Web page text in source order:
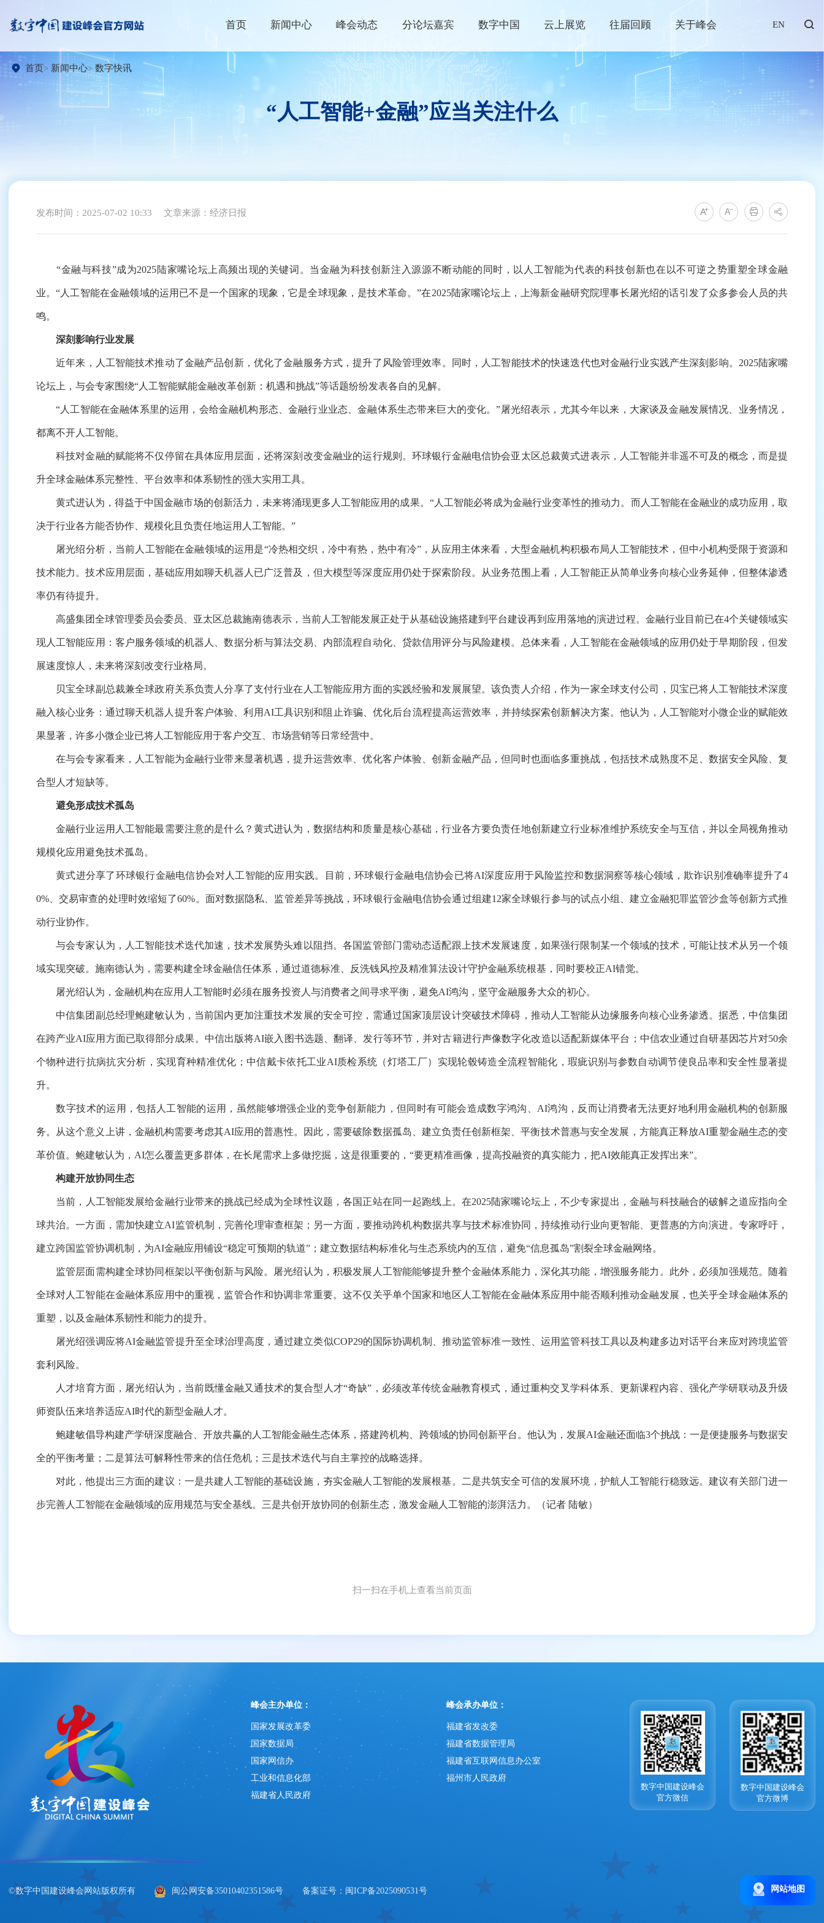
EN
首页 新闻中心
视频播报
峰会动态
峰会论坛
创新大赛
主宾省
分论坛嘉宾 数字中国
高端访谈
数字青年说
数字企业+
政策解读
行业资讯
云上展览 往届回顾 关于峰会
首页 新闻中心 数字快讯
“人工智能+金融”应当关注什么
发布时间：2025-07-02 10:33 文章来源：经济日报
“金融与科技”成为2025陆家嘴论坛上高频出现的关键词。当金融为科技创新注入源源不断动能的同时，以人工智能为代表的科技创新也在以不可逆之势重塑全球金融
业。“人工智能在金融领域的运用已不是一个国家的现象，它是全球现象，是技术革命。”在2025陆家嘴论坛上，上海新金融研究院理事长屠光绍的话引发了众多参会人员的共
鸣。
深刻影响行业发展
近年来，人工智能技术推动了金融产品创新，优化了金融服务方式，提升了风险管理效率。同时，人工智能技术的快速迭代也对金融行业实践产生深刻影响。2025陆家嘴
论坛上，与会专家围绕“人工智能赋能金融改革创新：机遇和挑战”等话题纷纷发表各自的见解。
“人工智能在金融体系里的运用，会给金融机构形态、金融行业业态、金融体系生态带来巨大的变化。”屠光绍表示，尤其今年以来，大家谈及金融发展情况、业务情况，
都离不开人工智能。
科技对金融的赋能将不仅停留在具体应用层面，还将深刻改变金融业的运行规则。环球银行金融电信协会亚太区总裁黄式进表示，人工智能并非遥不可及的概念，而是提
升全球金融体系完整性、平台效率和体系韧性的强大实用工具。
黄式进认为，得益于中国金融市场的创新活力，未来将涌现更多人工智能应用的成果。“人工智能必将成为金融行业变革性的推动力。而人工智能在金融业的成功应用，取
决于行业各方能否协作、规模化且负责任地运用人工智能。”
屠光绍分析，当前人工智能在金融领域的运用是“冷热相交织，冷中有热，热中有冷”，从应用主体来看，大型金融机构积极布局人工智能技术，但中小机构受限于资源和
技术能力。技术应用层面，基础应用如聊天机器人已广泛普及，但大模型等深度应用仍处于探索阶段。从业务范围上看，人工智能正从简单业务向核心业务延伸，但整体渗透
率仍有待提升。
高盛集团全球管理委员会委员、亚太区总裁施南德表示，当前人工智能发展正处于从基础设施搭建到平台建设再到应用落地的演进过程。金融行业目前已在4个关键领域实
现人工智能应用：客户服务领域的机器人、数据分析与算法交易、内部流程自动化、贷款信用评分与风险建模。总体来看，人工智能在金融领域的应用仍处于早期阶段，但发
展速度惊人，未来将深刻改变行业格局。
贝宝全球副总裁兼全球政府关系负责人分享了支付行业在人工智能应用方面的实践经验和发展展望。该负责人介绍，作为一家全球支付公司，贝宝已将人工智能技术深度
融入核心业务：通过聊天机器人提升客户体验、利用AI工具识别和阻止诈骗、优化后台流程提高运营效率，并持续探索创新解决方案。他认为，人工智能对小微企业的赋能效
果显著，许多小微企业已将人工智能应用于客户交互、市场营销等日常经营中。
在与会专家看来，人工智能为金融行业带来显著机遇，提升运营效率、优化客户体验、创新金融产品，但同时也面临多重挑战，包括技术成熟度不足、数据安全风险、复
合型人才短缺等。
避免形成技术孤岛
金融行业运用人工智能最需要注意的是什么？黄式进认为，数据结构和质量是核心基础，行业各方要负责任地创新建立行业标准维护系统安全与互信，并以全局视角推动
规模化应用避免技术孤岛。
黄式进分享了环球银行金融电信协会对人工智能的应用实践。目前，环球银行金融电信协会已将AI深度应用于风险监控和数据洞察等核心领域，欺诈识别准确率提升了4
0%、交易审查的处理时效缩短了60%。面对数据隐私、监管差异等挑战，环球银行金融电信协会通过组建12家全球银行参与的试点小组、建立金融犯罪监管沙盒等创新方式推
动行业协作。
与会专家认为，人工智能技术迭代加速，技术发展势头难以阻挡。各国监管部门需动态适配跟上技术发展速度，如果强行限制某一个领域的技术，可能让技术从另一个领
域实现突破。施南德认为，需要构建全球金融信任体系，通过道德标准、反洗钱风控及精准算法设计守护金融系统根基，同时要校正AI错觉。
屠光绍认为，金融机构在应用人工智能时必须在服务投资人与消费者之间寻求平衡，避免AI鸿沟，坚守金融服务大众的初心。
中信集团副总经理鲍建敏认为，当前国内更加注重技术发展的安全可控，需通过国家顶层设计突破技术障碍，推动人工智能从边缘服务向核心业务渗透。据悉，中信集团
在跨产业AI应用方面已取得部分成果。中信出版将AI嵌入图书选题、翻译、发行等环节，并对古籍进行声像数字化改造以适配新媒体平台；中信农业通过自研基因芯片对50余
个物种进行抗病抗灾分析，实现育种精准优化；中信戴卡依托工业AI质检系统（灯塔工厂）实现轮毂铸造全流程智能化，瑕疵识别与参数自动调节使良品率和安全性显著提
升。
数字技术的运用，包括人工智能的运用，虽然能够增强企业的竞争创新能力，但同时有可能会造成数字鸿沟、AI鸿沟，反而让消费者无法更好地利用金融机构的创新服
务。从这个意义上讲，金融机构需要考虑其AI应用的普惠性。因此，需要破除数据孤岛、建立负责任创新框架、平衡技术普惠与安全发展，方能真正释放AI重塑金融生态的变
革价值。鲍建敏认为，AI怎么覆盖更多群体，在长尾需求上多做挖掘，这是很重要的，“要更精准画像，提高投融资的真实能力，把AI效能真正发挥出来”。
构建开放协同生态
当前，人工智能发展给金融行业带来的挑战已经成为全球性议题，各国正站在同一起跑线上。在2025陆家嘴论坛上，不少专家提出，金融与科技融合的破解之道应指向全
球共治。一方面，需加快建立AI监管机制，完善伦理审查框架；另一方面，要推动跨机构数据共享与技术标准协同，持续推动行业向更智能、更普惠的方向演进。专家呼吁，
建立跨国监管协调机制，为AI金融应用铺设“稳定可预期的轨道”；建立数据结构标准化与生态系统内的互信，避免“信息孤岛”割裂全球金融网络。
监管层面需构建全球协同框架以平衡创新与风险。屠光绍认为，积极发展人工智能能够提升整个金融体系能力，深化其功能，增强服务能力。此外，必须加强规范。随着
全球对人工智能在金融体系应用中的重视，监管合作和协调非常重要。这不仅关乎单个国家和地区人工智能在金融体系应用中能否顺利推动金融发展，也关乎全球金融体系的
重塑，以及金融体系韧性和能力的提升。
屠光绍强调应将AI金融监管提升至全球治理高度，通过建立类似COP29的国际协调机制、推动监管标准一致性、运用监管科技工具以及构建多边对话平台来应对跨境监管
套利风险。
人才培育方面，屠光绍认为，当前既懂金融又通技术的复合型人才“奇缺”，必须改革传统金融教育模式，通过重构交叉学科体系、更新课程内容、强化产学研联动及升级
师资队伍来培养适应AI时代的新型金融人才。
鲍建敏倡导构建产学研深度融合、开放共赢的人工智能金融生态体系，搭建跨机构、跨领域的协同创新平台。他认为，发展AI金融还面临3个挑战：一是便捷服务与数据安
全的平衡考量；二是算法可解释性带来的信任危机；三是技术迭代与自主掌控的战略选择。
对此，他提出三方面的建议：一是共建人工智能的基础设施，夯实金融人工智能的发展根基。二是共筑安全可信的发展环境，护航人工智能行稳致远。建议有关部门进一
步完善人工智能在金融领域的应用规范与安全基线。三是共创开放协同的创新生态，激发金融人工智能的澎湃活力。（记者 陆敏）
扫一扫在手机上查看当前页面
峰会主办单位：
国家发展改革委
国家数据局
国家网信办
工业和信息化部
福建省人民政府
峰会承办单位：
福建省发改委
福建省数据管理局
福建省互联网信息办公室
福州市人民政府
数字中国建设峰会
官方微信
数字中国建设峰会
官方微博
网站地图
©数字中国建设峰会网站版权所有 闽公网安备35010402351586号 备案证号：闽ICP备2025090531号